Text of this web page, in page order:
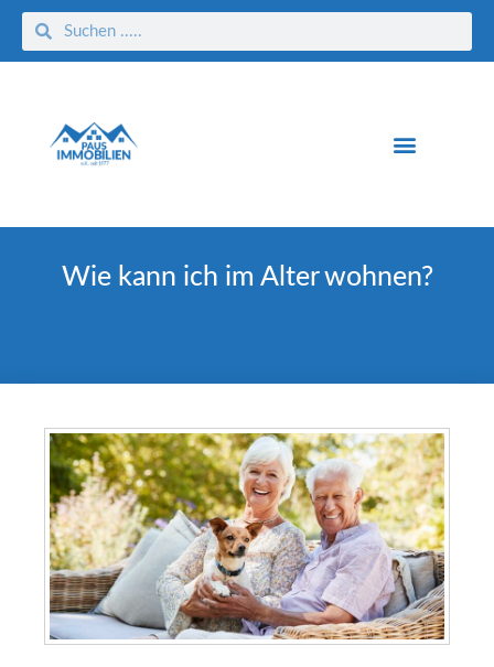
Wie kann ich im Alter wohnen?